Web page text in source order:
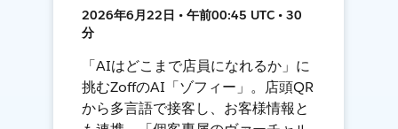
2026年6月22日 • 午前00:45 UTC • 30
分
「AIはどこまで店員になれるか」に
挑むZoffのAI「ゾフィー」。店頭QR
から多言語で接客し、お客様情報と